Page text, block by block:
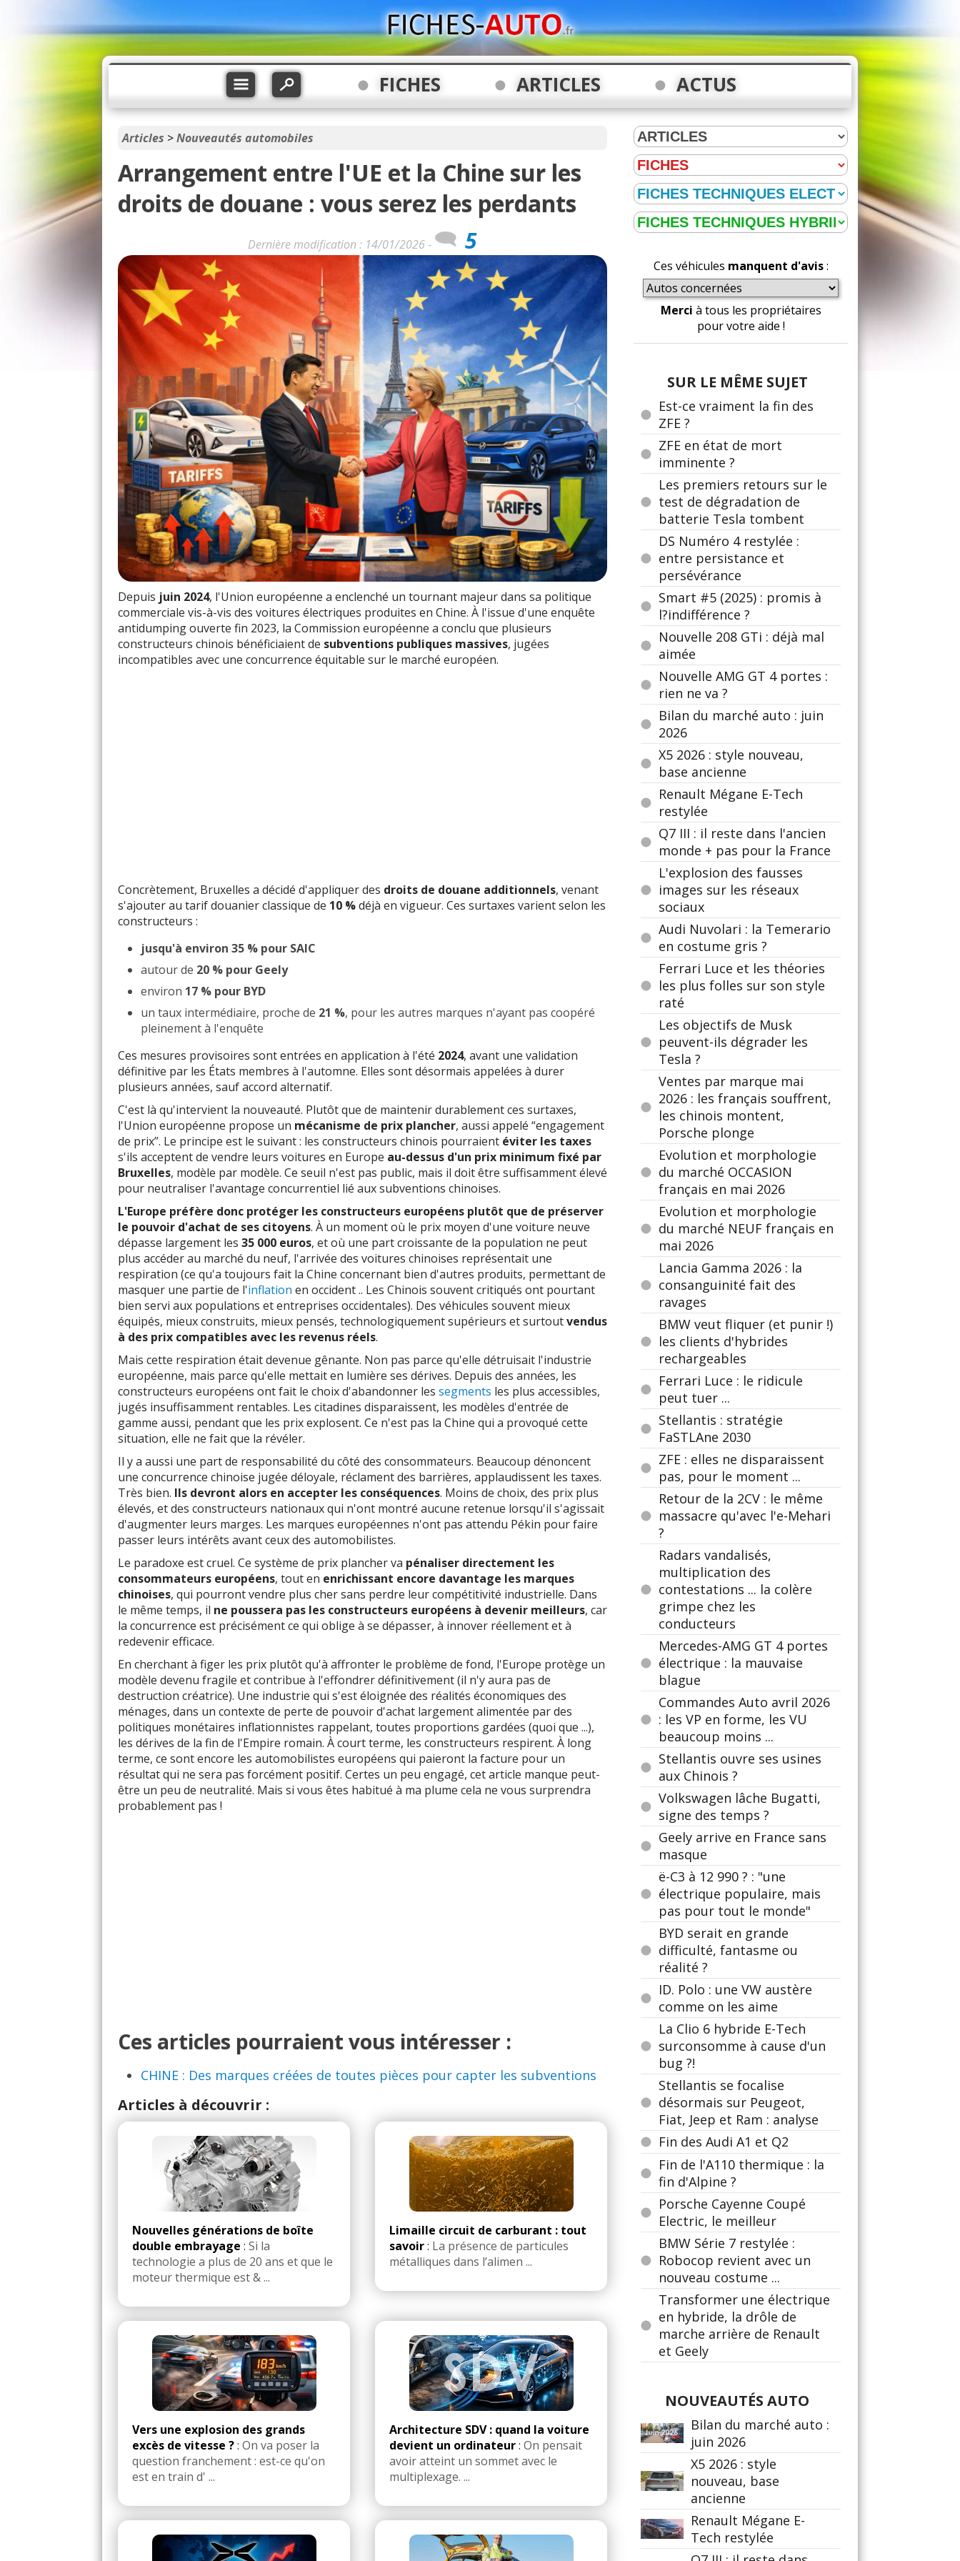
FICHES ARTICLES ACTUS
Articles >Nouveautés automobiles
Arrangement entre l'UE et la Chine sur les
droits de douane : vous serez les perdants
Dernière modification : 14/01/2026 - 5
Depuis juin 2024, l'Union européenne a enclenché un tournant majeur dans sa politique
commerciale vis-à-vis des voitures électriques produites en Chine. À l'issue d'une enquête
antidumping ouverte fin 2023, la Commission européenne a conclu que plusieurs
constructeurs chinois bénéficiaient de subventions publiques massives, jugées
incompatibles avec une concurrence équitable sur le marché européen.
Concrètement, Bruxelles a décidé d'appliquer des droits de douane additionnels, venant
s'ajouter au tarif douanier classique de 10 %déjà en vigueur. Ces surtaxes varient selon les
constructeurs :
jusqu'à environ 35 % pour SAIC
autour de 20 % pour Geely
environ 17 % pour BYD
un taux intermédiaire, proche de 21 %, pour les autres marques n'ayant pas coopéré
pleinement à l'enquête
Ces mesures provisoires sont entrées en application à l'été 2024, avant une validation
définitive par les États membres à l'automne. Elles sont désormais appelées à durer
plusieurs années, sauf accord alternatif.
C'est là qu'intervient la nouveauté. Plutôt que de maintenir durablement ces surtaxes,
l'Union européenne propose un mécanisme de prix plancher, aussi appelé “engagement
de prix”. Le principe est le suivant : les constructeurs chinois pourraient éviter les taxes
s'ils acceptent de vendre leurs voitures en Europe au-dessus d'un prix minimum fixé par
Bruxelles, modèle par modèle. Ce seuil n'est pas public, mais il doit être suffisamment élevé
pour neutraliser l'avantage concurrentiel lié aux subventions chinoises.
L'Europe préfère donc protéger les constructeurs européens plutôt que de préserver
le pouvoir d'achat de ses citoyens. À un moment où le prix moyen d'une voiture neuve
dépasse largement les 35 000 euros, et où une part croissante de la population ne peut
plus accéder au marché du neuf, l'arrivée des voitures chinoises représentait une
respiration (ce qu'a toujours fait la Chine concernant bien d'autres produits, permettant de
masquer une partie de l'inflation en occident .. Les Chinois souvent critiqués ont pourtant
bien servi aux populations et entreprises occidentales). Des véhicules souvent mieux
équipés, mieux construits, mieux pensés, technologiquement supérieurs et surtoutvendus
à des prix compatibles avec les revenus réels.
Mais cette respiration était devenue gênante. Non pas parce qu'elle détruisait l'industrie
européenne, mais parce qu'elle mettait en lumière ses dérives. Depuis des années, les
constructeurs européens ont fait le choix d'abandonner les segments les plus accessibles,
jugés insuffisamment rentables. Les citadines disparaissent, les modèles d'entrée de
gamme aussi, pendant que les prix explosent. Ce n'est pas la Chine qui a provoqué cette
situation, elle ne fait que la révéler.
Il y a aussi une part de responsabilité du côté des consommateurs. Beaucoup dénoncent
une concurrence chinoise jugée déloyale, réclament des barrières, applaudissent les taxes.
Très bien. Ils devront alors en accepter les conséquences. Moins de choix, des prix plus
élevés, et des constructeurs nationaux qui n'ont montré aucune retenue lorsqu'il s'agissait
d'augmenter leurs marges. Les marques européennes n'ont pas attendu Pékin pour faire
passer leurs intérêts avant ceux des automobilistes.
Le paradoxe est cruel. Ce système de prix plancher va pénaliser directement les
consommateurs européens, tout en enrichissant encore davantage les marques
chinoises, qui pourront vendre plus cher sans perdre leur compétitivité industrielle. Dans
le même temps, il ne poussera pas les constructeurs européens à devenir meilleurs, car
la concurrence est précisément ce qui oblige à se dépasser, à innover réellement et à
redevenir efficace.
En cherchant à figer les prix plutôt qu'à affronter le problème de fond, l'Europe protège un
modèle devenu fragile et contribue à l'effondrer définitivement (il n'y aura pas de
destruction créatrice). Une industrie qui s'est éloignée des réalités économiques des
ménages, dans un contexte de perte de pouvoir d'achat largement alimentée par des
politiques monétaires inflationnistes rappelant, toutes proportions gardées (quoi que ...),
les dérives de la fin de l'Empire romain. À court terme, les constructeurs respirent. À long
terme, ce sont encore les automobilistes européens qui paieront la facture pour un
résultat qui ne sera pas forcément positif. Certes un peu engagé, cet article manque peut-
être un peu de neutralité. Mais si vous êtes habitué à ma plume cela ne vous surprendra
probablement pas !
Ces articles pourraient vous intéresser :
CHINE : Des marques créées de toutes pièces pour capter les subventions
Articles à découvrir :
Nouvelles générations de boîte
double embrayage : Si la
technologie a plus de 20 ans et que le
moteur thermique est & ...
Limaille circuit de carburant : tout
savoir: La présence de particules
métalliques dans l’alimen ...
Vers une explosion des grands
excès de vitesse ?: On va poser la
question franchement : est-ce qu'on
est en train d' ...
Architecture SDV : quand la voiture
devient un ordinateur: On pensait
avoir atteint un sommet avec le
multiplexage. ...
Ces véhicules manquent d'avis:
Merci à tous les propriétaires
pour votre aide !
SUR LE MÊME SUJET
Est-ce vraiment la fin des
ZFE ?
ZFE en état de mort
imminente ?
Les premiers retours sur le
test de dégradation de
batterie Tesla tombent
DS Numéro 4 restylée :
entre persistance et
persévérance
Smart #5 (2025) : promis à
l?indifférence ?
Nouvelle 208 GTi : déjà mal
aimée
Nouvelle AMG GT 4 portes :
rien ne va ?
Bilan du marché auto : juin
2026
X5 2026 : style nouveau,
base ancienne
Renault Mégane E-Tech
restylée
Q7 III : il reste dans l'ancien
monde + pas pour la France
L'explosion des fausses
images sur les réseaux
sociaux
Audi Nuvolari : la Temerario
en costume gris ?
Ferrari Luce et les théories
les plus folles sur son style
raté
Les objectifs de Musk
peuvent-ils dégrader les
Tesla ?
Ventes par marque mai
2026 : les français souffrent,
les chinois montent,
Porsche plonge
Evolution et morphologie
du marché OCCASION
français en mai 2026
Evolution et morphologie
du marché NEUF français en
mai 2026
Lancia Gamma 2026 : la
consanguinité fait des
ravages
BMW veut fliquer (et punir !)
les clients d'hybrides
rechargeables
Ferrari Luce : le ridicule
peut tuer ...
Stellantis : stratégie
FaSTLAne 2030
ZFE : elles ne disparaissent
pas, pour le moment ...
Retour de la 2CV : le même
massacre qu'avec l'e-Mehari
?
Radars vandalisés,
multiplication des
contestations ... la colère
grimpe chez les
conducteurs
Mercedes-AMG GT 4 portes
électrique : la mauvaise
blague
Commandes Auto avril 2026
: les VP en forme, les VU
beaucoup moins ...
Stellantis ouvre ses usines
aux Chinois ?
Volkswagen lâche Bugatti,
signe des temps ?
Geely arrive en France sans
masque
ë-C3 à 12 990 ? : "une
électrique populaire, mais
pas pour tout le monde"
BYD serait en grande
difficulté, fantasme ou
réalité ?
ID. Polo : une VW austère
comme on les aime
La Clio 6 hybride E-Tech
surconsomme à cause d'un
bug ?!
Stellantis se focalise
désormais sur Peugeot,
Fiat, Jeep et Ram : analyse
Fin des Audi A1 et Q2
Fin de l'A110 thermique : la
fin d'Alpine ?
Porsche Cayenne Coupé
Electric, le meilleur
BMW Série 7 restylée :
Robocop revient avec un
nouveau costume ...
Transformer une électrique
en hybride, la drôle de
marche arrière de Renault
et Geely
NOUVEAUTÉS AUTO
Bilan du marché auto :
juin 2026
X5 2026 : style
nouveau, base
ancienne
Renault Mégane E-
Tech restylée